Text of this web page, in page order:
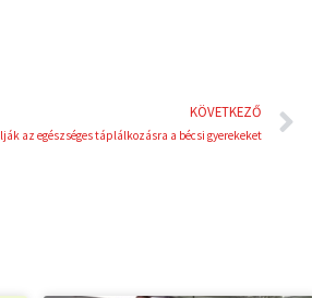
KÖVETKEZŐ
az egészséges táplálkozásra a bécsi gyerekeket